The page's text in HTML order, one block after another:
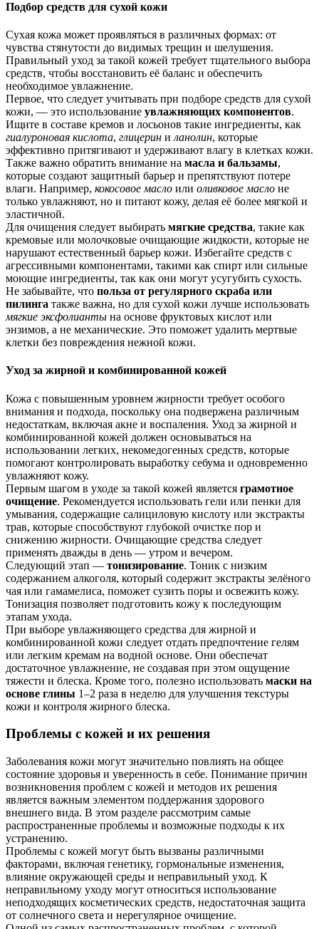
Подбор средств для сухой кожи
Сухая кожа может проявляться в различных формах: от
чувства стянутости до видимых трещин и шелушения.
Правильный уход за такой кожей требует тщательного выбора
средств, чтобы восстановить её баланс и обеспечить
необходимое увлажнение.
Первое, что следует учитывать при подборе средств для сухой
кожи, — это использование увлажняющих компонентов.
Ищите в составе кремов и лосьонов такие ингредиенты, как
гиалуроновая кислота, глицерин и ланолин, которые
эффективно притягивают и удерживают влагу в клетках кожи.
Также важно обратить внимание на масла и бальзамы,
которые создают защитный барьер и препятствуют потере
влаги. Например, кокосовое масло или оливковое масло не
только увлажняют, но и питают кожу, делая её более мягкой и
эластичной.
Для очищения следует выбирать мягкие средства, такие как
кремовые или молочковые очищающие жидкости, которые не
нарушают естественный барьер кожи. Избегайте средств с
агрессивными компонентами, такими как спирт или сильные
моющие ингредиенты, так как они могут усугубить сухость.
Не забывайте, что польза от регулярного скраба или
пилинга также важна, но для сухой кожи лучше использовать
мягкие эксфолианты на основе фруктовых кислот или
энзимов, а не механические. Это поможет удалить мертвые
клетки без повреждения нежной кожи.
Уход за жирной и комбинированной кожей
Кожа с повышенным уровнем жирности требует особого
внимания и подхода, поскольку она подвержена различным
недостаткам, включая акне и воспаления. Уход за жирной и
комбинированной кожей должен основываться на
использовании легких, некомедогенных средств, которые
помогают контролировать выработку себума и одновременно
увлажняют кожу.
Первым шагом в уходе за такой кожей является грамотное
очищение. Рекомендуется использовать гели или пенки для
умывания, содержащие салициловую кислоту или экстракты
трав, которые способствуют глубокой очистке пор и
снижению жирности. Очищающие средства следует
применять дважды в день — утром и вечером.
Следующий этап — тонизирование. Тоник с низким
содержанием алкоголя, который содержит экстракты зелёного
чая или гамамелиса, поможет сузить поры и освежить кожу.
Тонизация позволяет подготовить кожу к последующим
этапам ухода.
При выборе увлажняющего средства для жирной и
комбинированной кожи следует отдать предпочтение гелям
или легким кремам на водной основе. Они обеспечат
достаточное увлажнение, не создавая при этом ощущение
тяжести и блеска. Кроме того, полезно использовать маски на
основе глины 1–2 раза в неделю для улучшения текстуры
кожи и контроля жирного блеска.
Проблемы с кожей и их решения
Заболевания кожи могут значительно повлиять на общее
состояние здоровья и уверенность в себе. Понимание причин
возникновения проблем с кожей и методов их решения
является важным элементом поддержания здорового
внешнего вида. В этом разделе рассмотрим самые
распространенные проблемы и возможные подходы к их
устранению.
Проблемы с кожей могут быть вызваны различными
факторами, включая генетику, гормональные изменения,
влияние окружающей среды и неправильный уход. К
неправильному уходу могут относиться использование
неподходящих косметических средств, недостаточная защита
от солнечного света и нерегулярное очищение.